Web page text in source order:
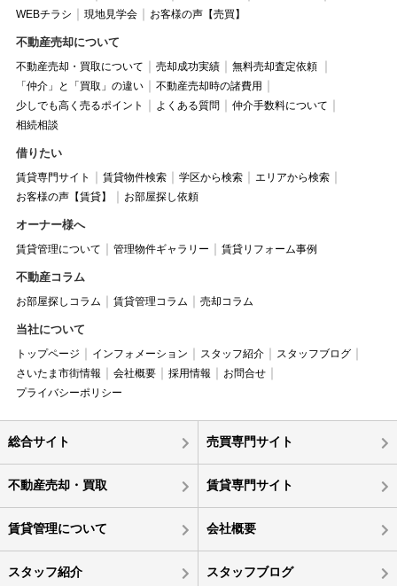
WEBチラシ
現地見学会 お客様の声【売買】
不動産売却について
不動産売却・買取について 売却成功実績
無料売却査定依頼
「仲介」と「買取」の違い
不動産売却時の諸費用
少しでも高く売るポイント
よくある質問
仲介手数料について
相続相談
借りたい
賃貸専門サイト 賃貸物件検索 学区から検索
エリアから検索
お客様の声【賃貸】
お部屋探し依頼
オーナー様へ
賃貸管理について 管理物件ギャラリー 賃貸リフォーム事例
不動産コラム
お部屋探しコラム 賃貸管理コラム 売却コラム
当社について
トップページ インフォメーション スタッフ紹介
スタッフブログ
さいたま市街情報
会社概要 採用情報
お問合せ
プライバシーポリシー
総合サイト 売買専門サイト
不動産売却・買取 賃貸専門サイト
賃貸管理について 会社概要
スタッフ紹介 スタッフブログ